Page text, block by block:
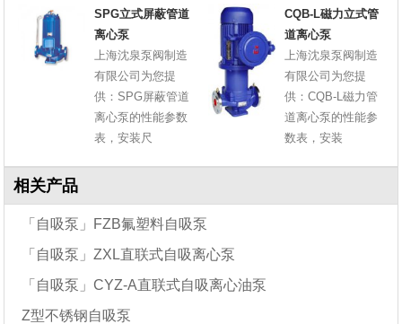
SPG立式屏蔽管道
离心泵
上海沈泉泵阀制造
有限公司为您提
供：SPG屏蔽管道
离心泵的性能参数
表，安装尺
CQB-L磁力立式管
道离心泵
上海沈泉泵阀制造
有限公司为您提
供：CQB-L磁力管
道离心泵的性能参
数表，安装
相关产品
「自吸泵」FZB氟塑料自吸泵
「自吸泵」ZXL直联式自吸离心泵
「自吸泵」CYZ-A直联式自吸离心油泵
Z型不锈钢自吸泵